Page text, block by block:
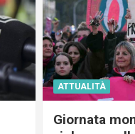
ATTUALITÀ
Giornata